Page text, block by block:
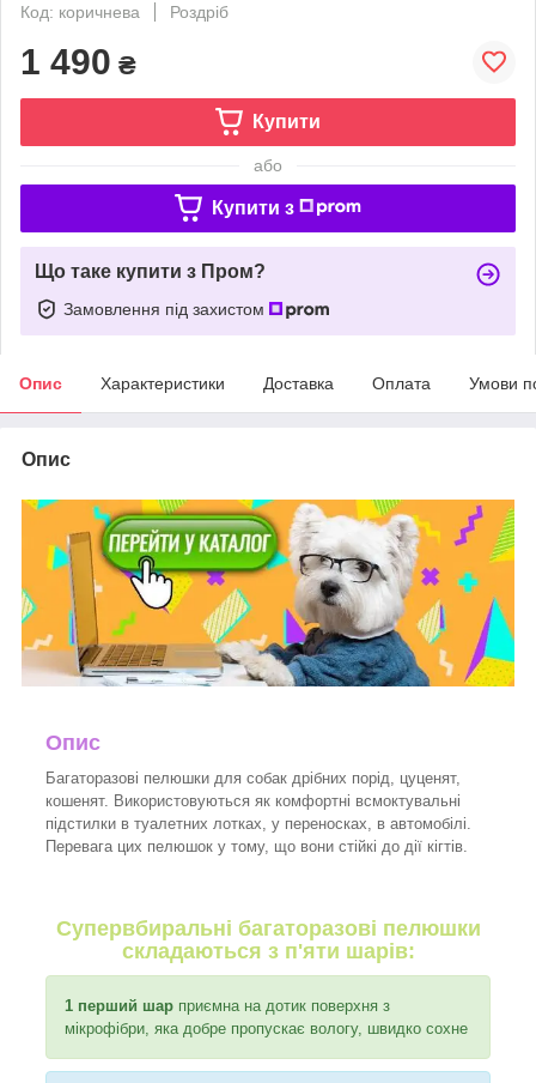
Код: коричнева
Роздріб
1 490 ₴
Купити
або
Купити з
Що таке купити з Пром?
Замовлення під захистом
Опис Характеристики Доставка Оплата Умови
Опис
Опис
Багаторазові пелюшки для собак дрібних порід, цуценят,
кошенят. Використовуються як комфортні всмоктувальні
підстилки в туалетних лотках, у переносках, в автомобілі.
Перевага цих пелюшок у тому, що вони стійкі до дії кігтів.
Супервбиральні багаторазові пелюшки
складаються з п'яти шарів:
1 перший шар приємна на дотик поверхня з
мікрофібри, яка добре пропускає вологу, швидко сохне